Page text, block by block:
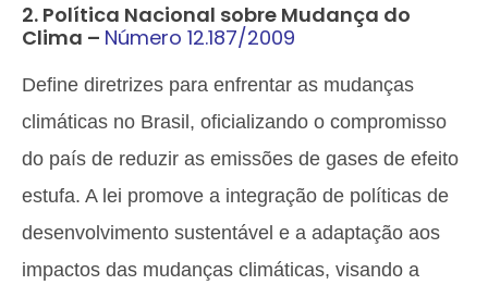
2. Política Nacional sobre Mudança do
Clima – Número 12.187/2009
Define diretrizes para enfrentar as mudanças
climáticas no Brasil, oficializando o compromisso
do país de reduzir as emissões de gases de efeito
estufa. A lei promove a integração de políticas de
desenvolvimento sustentável e a adaptação aos
impactos das mudanças climáticas, visando a